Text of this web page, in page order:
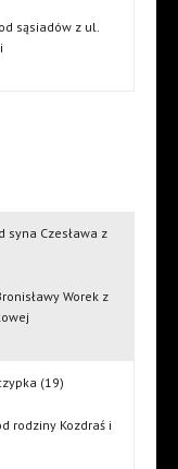
sąsiadów z ul.
Czesława z
Worek z
(19)
rodziny Kozdraś i